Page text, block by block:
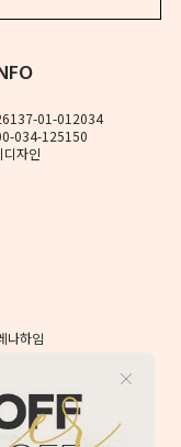
01-012034
034-125150
자인
나하임